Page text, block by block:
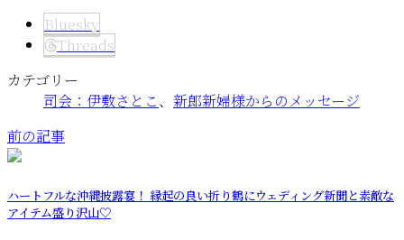
Bluesky
Threads
カテゴリー
司会：伊敷さとこ、 新郎新婦様からのメッセージ
前の記事
ハートフルな沖縄披露宴！ 縁起の良い折り鶴にウェディング新聞と素敵な
アイテム盛り沢山♡